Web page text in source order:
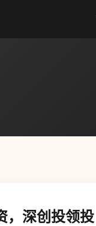
，深创投领投